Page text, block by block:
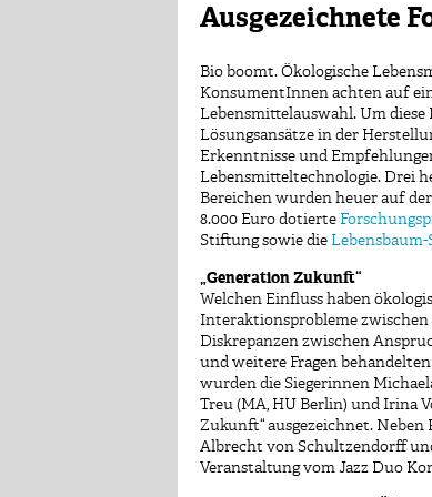
Ausgezeichnete
Bio boomt. Ökologische
KonsumentInnen achten auf
Lebensmittelauswahl. Um
Lösungsansätze in der
Erkenntnisse und
Lebensmitteltechnologie. Drei
Bereichen wurden heuer auf
8.000 Euro dotierte
Stiftung sowie die
„Generation Zukunft“
Welchen Einfluss haben
Interaktionsprobleme
Diskrepanzen zwischen
und weitere Fragen
wurden die Siegerinnen
Treu (MA, HU Berlin) und Irina
Zukunft“ ausgezeichnet. Neben
Albrecht von Schultzendorff
Veranstaltung vom Jazz Duo